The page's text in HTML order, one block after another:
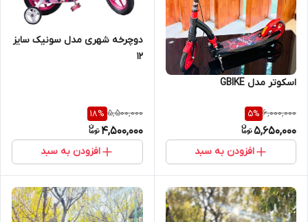
اسکوتر مدل GBIKE
6,000,000
5%
5,650,000
افزودن به سبد
دوچرخه شهری مدل سونیک سایز
12
5,500,000
18%
4,500,000
افزودن به سبد